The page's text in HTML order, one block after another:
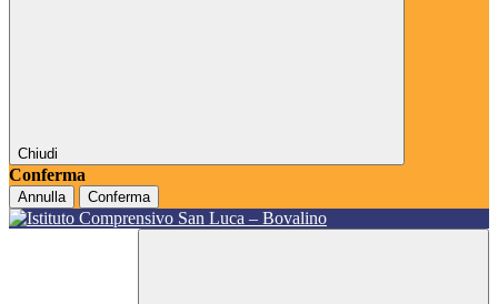
Chiudi
Conferma
Annulla Conferma